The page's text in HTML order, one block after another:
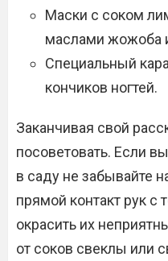
Маски с соком
маслами жожоба
Специальный
кончиков ногтей.
Заканчивая свой
посоветовать. Если
в саду не забывайте
прямой контакт рук с
окрасить их
от соков свеклы или